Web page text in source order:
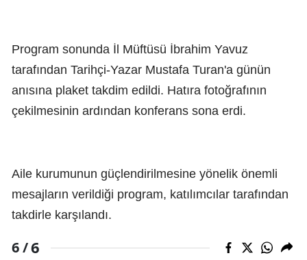
Program sonunda İl Müftüsü İbrahim Yavuz
tarafından Tarihçi-Yazar Mustafa Turan'a günün
anısına plaket takdim edildi. Hatıra fotoğrafının
çekilmesinin ardından konferans sona erdi.
Aile kurumunun güçlendirilmesine yönelik önemli
mesajların verildiği program, katılımcılar tarafından
takdirle karşılandı.
6 /6